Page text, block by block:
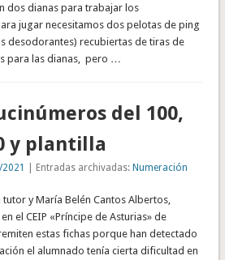
dos dianas para trabajar los
jugar necesitamos dos pelotas de ping
desodorantes) recubiertas de tiras de
para las dianas, pero …
del 100,
y plantilla
| Entradas archivadas:Numeración
tutor y María Belén Cantos Albertos,
el CEIP «Príncipe de Asturias» de
estas fichas porque han detectado
el alumnado tenía cierta dificultad en